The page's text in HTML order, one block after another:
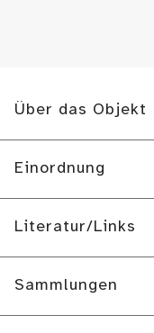
Über das Objekt
Einordnung
Literatur/Links
Sammlungen